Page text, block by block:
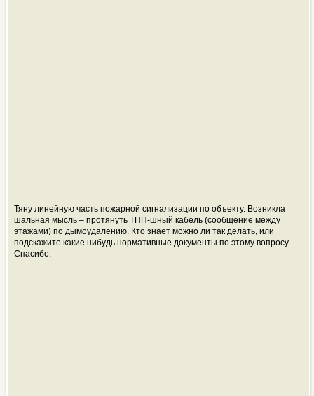
Тяну линейную часть пожарной сигнализации по объекту. Возникла
шальная мысль – протянуть ТПП-шный кабель (сообщение между
этажами) по дымоудалению. Кто знает можно ли так делать, или
подскажите какие нибудь нормативные документы по этому вопросу.
Спасибо.